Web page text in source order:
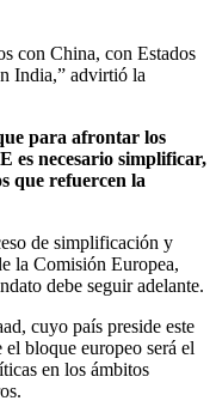
con China, con Estados
India,” advirtió la
para afrontar los
es necesario simplificar,
que refuercen la
de simplificación y
la Comisión Europea,
debe seguir adelante.
cuyo país preside este
bloque europeo será el
en los ámbitos